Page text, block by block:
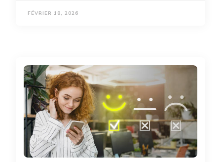
FÉVRIER 18, 2026